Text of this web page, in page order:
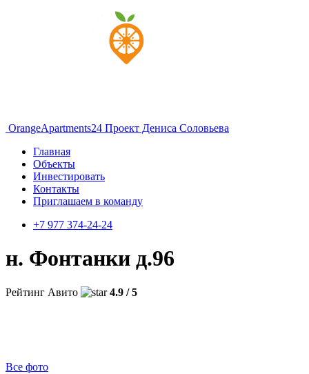
OrangeApartments24 Проект Дениса Соловьева
Главная
Объекты
Инвестировать
Контакты
Приглашаем в команду
+7 977 374-24-24
н. Фонтанки д.96
Рейтинг Авито 4.9 / 5
Все фото